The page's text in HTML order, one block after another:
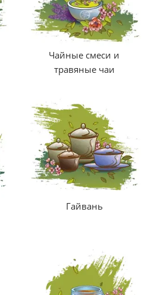
Чайные смеси и
травяные чаи
Гайвань